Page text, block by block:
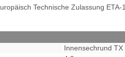
Technische Zulassung
Innensechrund TX